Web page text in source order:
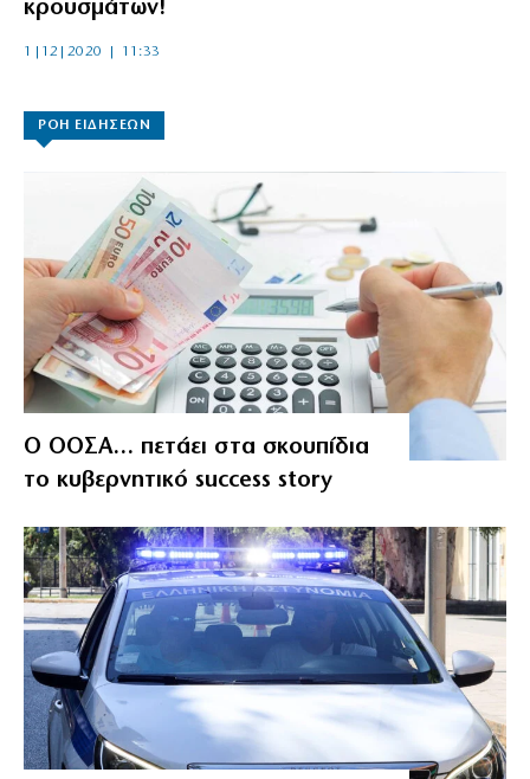
κρουσμάτων!
1|12|2020 | 11:33
ΡΟΗ ΕΙΔΗΣΕΩΝ
Ο ΟΟΣΑ… πετάει στα σκουπίδια
το κυβερνητικό success story